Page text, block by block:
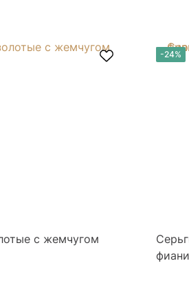
с жемчугом
-24%